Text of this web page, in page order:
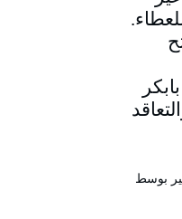
بابكر
بوسط